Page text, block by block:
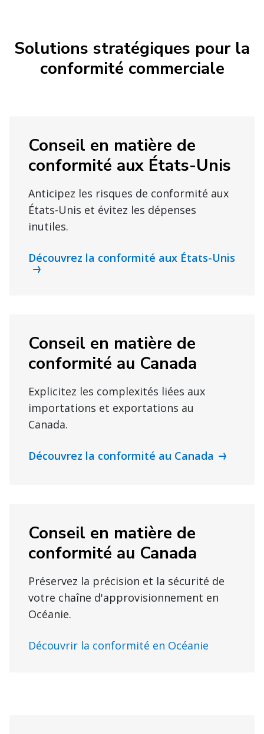
Solutions stratégiques pour la
conformité commerciale
Conseil en matière de
conformité aux États-Unis
Anticipez les risques de conformité aux
États-Unis et évitez les dépenses
inutiles.
Découvrez la conformité aux États-Unis
Conseil en matière de
conformité au Canada
Explicitez les complexités liées aux
importations et exportations au
Canada.
Découvrez la conformité au Canada
Conseil en matière de
conformité au Canada
Préservez la précision et la sécurité de
votre chaîne d'approvisionnement en
Océanie.
Découvrir la conformité en Océanie